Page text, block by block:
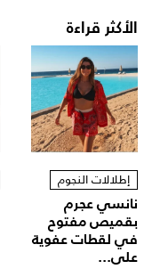
الأكثر قراءة
إطلالات النجوم
نانسي عجرم
بقميص مفتوح
في لقطات عفوية
على...